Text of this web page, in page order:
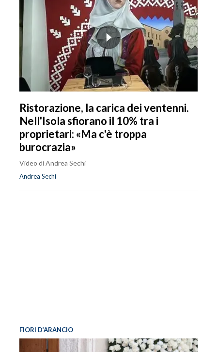
Ristorazione, la carica dei ventenni.
Nell'Isola sfiorano il 10% tra i
proprietari: «Ma c'è troppa
burocrazia»
Video di Andrea Sechi
Andrea Sechi
FIORI D’ARANCIO